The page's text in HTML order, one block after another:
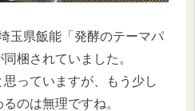
玉県飯能「発酵のテーマパ
梱されていました。
っていますが、もう少し
のは無理ですね。